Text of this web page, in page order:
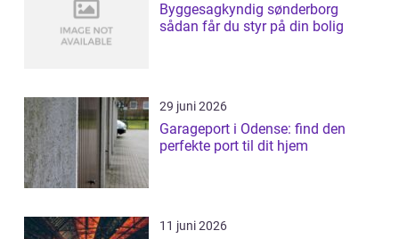
Byggesagkyndig sønderborg
sådan får du styr på din bolig
29 juni 2026
Garageport i Odense: find den
perfekte port til dit hjem
11 juni 2026